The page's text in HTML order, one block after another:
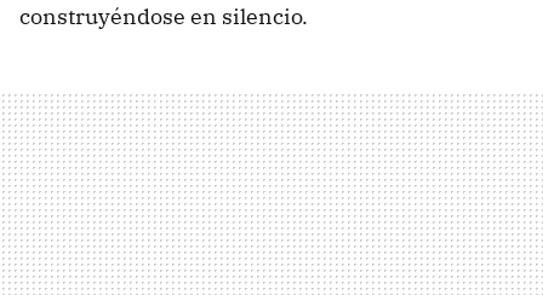
construyéndose en silencio.